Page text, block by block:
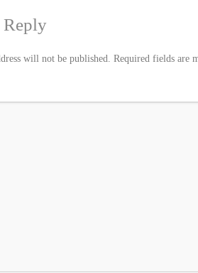
Reply
will not be published. Required fields are